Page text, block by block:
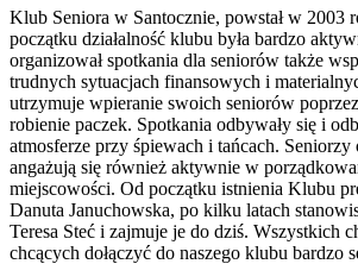
Klub Seniora w Santocznie, powstał w 2003
początku działalność klubu była bardzo
organizował spotkania dla seniorów także
trudnych sytuacjach finansowych i
utrzymuje wpieranie swoich seniorów
robienie paczek. Spotkania odbywały się i
atmosferze przy śpiewach i tańcach.
angażują się również aktywnie w
miejscowości. Od początku istnienia Klubu
Danuta Januchowska, po kilku latach
Teresa Steć i zajmuje je do dziś. Wszystkich
chcących dołączyć do naszego klubu bardzo